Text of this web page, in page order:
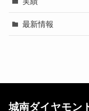
最新情報
城南ダイヤモン